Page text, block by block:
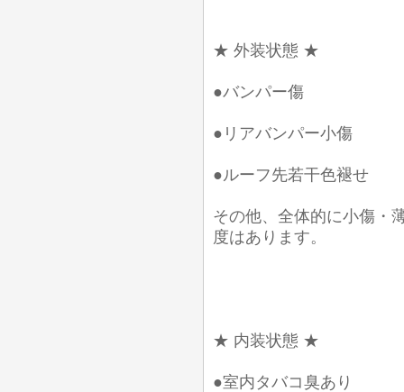
★ 外装状態 ★
●バンパー傷
●リアバンパー小傷
●ルーフ先若干色褪せ
その他、全体的に小傷・
度はあります。
★ 内装状態 ★
●室内タバコ臭あり